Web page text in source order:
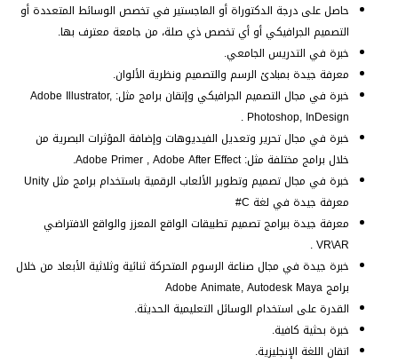
حاصل على درجة الدكتوراة أو الماجستير في تخصص الوسائط المتعددة أو
التصميم الجرافيكي أو أي تخصص ذي صلة، من جامعة معترف بها.
خبرة في التدريس الجامعي.
معرفة جيدة بمبادئ الرسم والتصميم ونظرية الألوان.
خبرة في مجال التصميم الجرافيكي وإتقان برامج مثل: Adobe Illustrator,
Photoshop, InDesign .
خبرة في مجال تحرير وتعديل الفيديوهات وإضافة المؤثرات البصرية من
خلال برامج مختلفة مثل: Adobe Primer , Adobe After Effect.
خبرة في مجال تصميم وتطوير الألعاب الرقمية باستخدام برامج مثل Unity
معرفة جيدة في لغة C#
معرفة جيدة ببرامج تصميم تطبيقات الواقع المعزز والواقع الافتراضي
VR\AR .
خبرة جيدة في مجال صناعة الرسوم المتحركة ثنائية وثلاثية الأبعاد من خلال
برامج Adobe Animate, Autodesk Maya
القدرة على استخدام الوسائل التعليمية الحديثة.
خبرة بحثية كافية.
اتقان اللغة الإنجليزية.